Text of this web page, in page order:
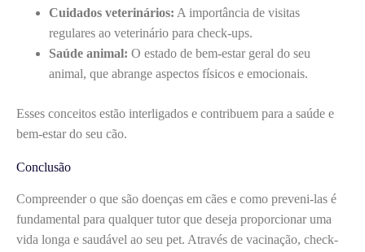
Cuidados veterinários: A importância de visitas
regulares ao veterinário para check-ups.
Saúde animal: O estado de bem-estar geral do seu
animal, que abrange aspectos físicos e emocionais.
Esses conceitos estão interligados e contribuem para a saúde e
bem-estar do seu cão.
Conclusão
Compreender o que são doenças em cães e como preveni-las é
fundamental para qualquer tutor que deseja proporcionar uma
vida longa e saudável ao seu pet. Através de vacinação, check-